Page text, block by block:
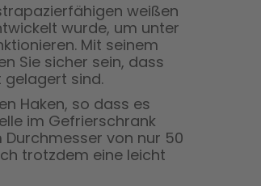
weißen
wurde, um unter
Mit seinem
Sie sicher sein, dass
gelagert sind.
Haken, so dass es
im Gefrierschrank
von nur 50
trotzdem eine leicht